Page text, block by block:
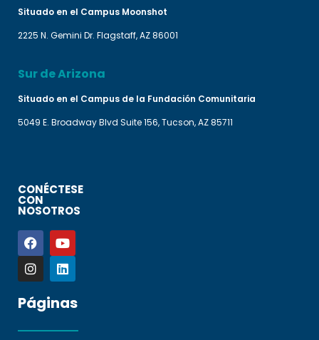
Situado en el Campus Moonshot
2225 N. Gemini Dr. Flagstaff, AZ 86001
Sur de Arizona
Situado en el Campus de la Fundación Comunitaria
5049 E. Broadway Blvd Suite 156, Tucson, AZ 85711
CONÉCTESE
CON
NOSOTROS
Páginas